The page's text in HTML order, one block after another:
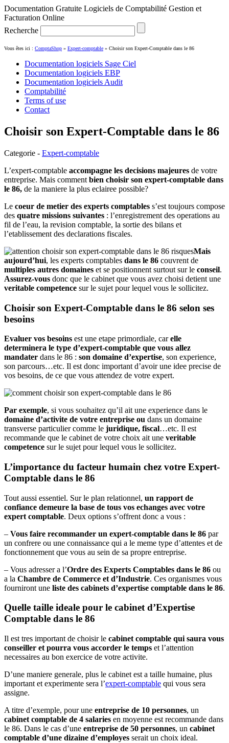
Documentation Gratuite Logiciels de Comptabilité Gestion et
Facturation Online
Recherche
Vous êtes ici : ComptaShop » Expert-comptable » Choisir son Expert-Comptable dans le 86
Documentation logiciels Sage Ciel
Documentation logiciels EBP
Documentation logiciels Audit
Comptabilité
Terms of use
Contact
Choisir son Expert-Comptable dans le 86
Categorie - Expert-comptable
L’expert-comptable accompagne les decisions majeures de votre
entreprise. Mais comment bien choisir son expert-comptable dans
le 86, de la maniere la plus eclairee possible?
Le coeur de metier des experts comptables s’est toujours compose
des quatre missions suivantes : l’enregistrement des operations au
fil de l’eau, la revision comptable, la sortie des bilans et
l’etablissement des declarations fiscales.
Mais
aujourd’hui, les experts comptables dans le 86 couvrent de
multiples autres domaines et se positionnent surtout sur le conseil.
Assurez-vous donc que le cabinet que vous avez choisi detient une
veritable competence sur le sujet pour lequel vous le sollicitez.
Choisir son Expert-Comptable dans le 86 selon ses
besoins
Evaluer vos besoins est une etape primordiale, carelle
determinera le type d’expert-comptable que vous allez
mandater dans le 86 : son domaine d’expertise, son experience,
son parcours…etc. Il est donc important d’avoir une idee precise de
vos besoins, de ce que vous attendez de votre expert.
Par exemple, si vous souhaitez qu’il ait une experience dans le
domaine d’activite de votre entreprise ou dans un domaine
transverse particulier comme le juridique, fiscal…etc. Il est
recommande que le cabinet de votre choix ait une veritable
competence sur le sujet pour lequel vous le sollicitez.
L’importance du facteur humain chez votre Expert-
Comptable dans le 86
Tout aussi essentiel. Sur le plan relationnel, un rapport de
confiance demeure la base de tous vos echanges avec votre
expert comptable. Deux options s’offrent donc a vous :
– Vous faire recommander un expert-comptable dans le 86 par
un confrere ou une connaissance qui a le meme type d’attentes et de
fonctionnement que vous au sein de sa propre entreprise.
– Vous adresser a l’Ordre des Experts Comptables dans le 86 ou
a la Chambre de Commerce et d’Industrie. Ces organismes vous
fourniront une liste des cabinets d’expertise comptable dans le 86.
Quelle taille ideale pour le cabinet d’Expertise
Comptable dans le 86
Il est tres important de choisir le cabinet comptable qui saura vous
conseiller et pourra vous accorder le temps et l’attention
necessaires au bon exercice de votre activite.
D’une maniere generale, plus le cabinet est a taille humaine, plus
important et experimente sera l’expert-comptable qui vous sera
assigne.
A titre d’exemple, pour une entreprise de 10 personnes, un
cabinet comptable de 4 salaries en moyenne est recommande dans
le 86. Dans le cas d’une entreprise de 50 personnes, un cabinet
comptable d’une dizaine d’employes serait un choix ideal.